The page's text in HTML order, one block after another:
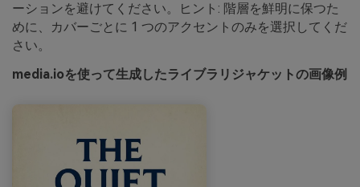
ーションを避けてください。ヒント: 階層を鮮明に保つた
めに、カバーごとに 1 つのアクセントのみを選択してくだ
さい。
media.ioを使って生成したライブラリジャケットの画像例